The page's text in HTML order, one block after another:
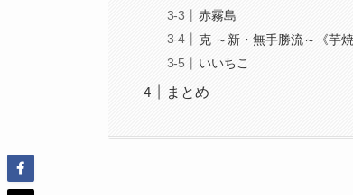
赤霧島
克 ～新・無手勝流～《芋焼
いいちこ
まとめ